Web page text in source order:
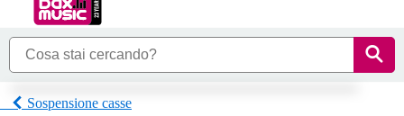
Sospensione casse